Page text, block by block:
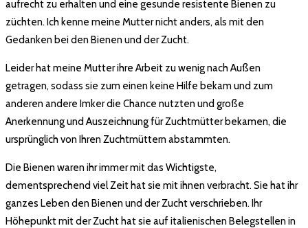
aufrecht zu erhalten und eine gesunde resistente Bienen zu
züchten. Ich kenne meine Mutter nicht anders, als mit den
Gedanken bei den Bienen und der Zucht.
Leider hat meine Mutter ihre Arbeit zu wenig nach Außen
getragen, sodass sie zum einen keine Hilfe bekam und zum
anderen andere Imker die Chance nutzten und große
Anerkennung und Auszeichnung für Zuchtmütter bekamen, die
ursprünglich von Ihren Zuchtmüttern abstammten.
Die Bienen waren ihr immer mit das Wichtigste,
dementsprechend viel Zeit hat sie mit ihnen verbracht. Sie hat ihr
ganzes Leben den Bienen und der Zucht verschrieben. Ihr
Höhepunkt mit der Zucht hat sie auf italienischen Belegstellen in